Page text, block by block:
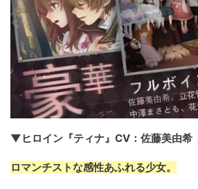
▼ヒロイン『ティナ』CV：佐藤美由希
ロマンチストな感性あふれる少女。